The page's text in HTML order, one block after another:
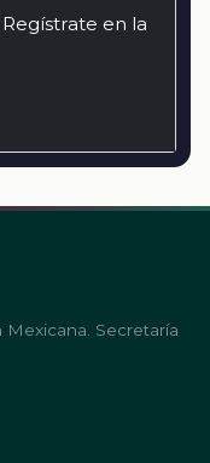
en la
Secretaría